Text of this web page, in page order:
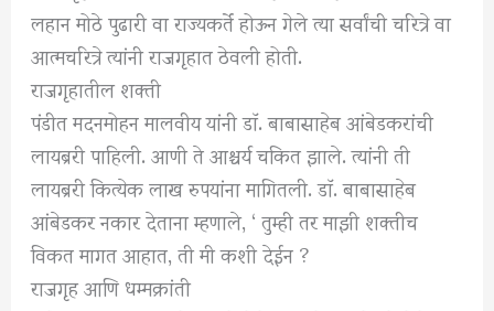
लहान मोठे पुढारी वा राज्यकर्ते होऊन गेले त्या सर्वांची चरित्रे वा
आत्मचरित्रे त्यांनी राजगृहात ठेवली होती.
राजगृहातील शक्ती
पंडीत मदनमोहन मालवीय यांनी डाॅ. बाबासाहेब आंबेडकरांची
लायब्ररी पाहिली. आणी ते आश्चर्य चकित झाले. त्यांनी ती
लायब्ररी कित्येक लाख रुपयांना मागितली. डाॅ. बाबासाहेब
आंबेडकर नकार देताना म्हणाले, ‘ तुम्ही तर माझी शक्तीच
विकत मागत आहात, ती मी कशी देईन ?
राजगृह आणि धम्मक्रांती